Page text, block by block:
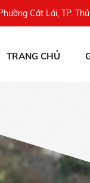
Cát Lái, TP.
TRANG CHỦ